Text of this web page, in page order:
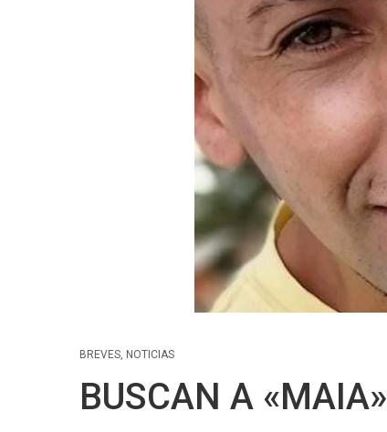
BREVES, NOTICIAS
BUSCAN A «MAIA»